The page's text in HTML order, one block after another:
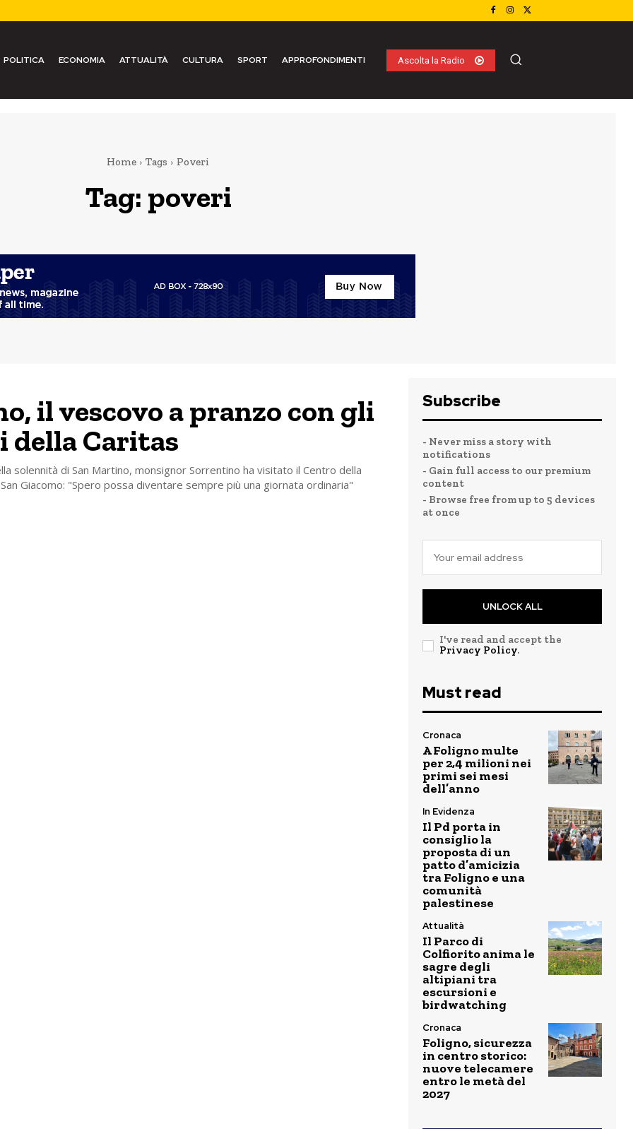
POLITICA ECONOMIA ATTUALITÀ CULTURA SPORT APPROFONDIMENTI Ascolta la Radio
Home Tags Poveri
Tag: poveri
il vescovo a pranzo con gli
della Caritas
solennità di San Martino, monsignor Sorrentino ha visitato il Centro della
Giacomo: "Spero possa diventare sempre più una giornata ordinaria"
Subscribe
- Never miss a story with
notifications
- Gain full access to our premium
content
- Browse free from up to 5 devices
at once
UNLOCK ALL
I've read and accept the
Privacy Policy.
Must read
Cronaca
A Foligno multe
per 2,4 milioni nei
primi sei mesi
dell’anno
In Evidenza
Il Pd porta in
consiglio la
proposta di un
patto d’amicizia
tra Foligno e una
comunità
palestinese
Attualità
Il Parco di
Colfiorito anima le
sagre degli
altipiani tra
escursioni e
birdwatching
Cronaca
Foligno, sicurezza
in centro storico:
nuove telecamere
entro le metà del
2027